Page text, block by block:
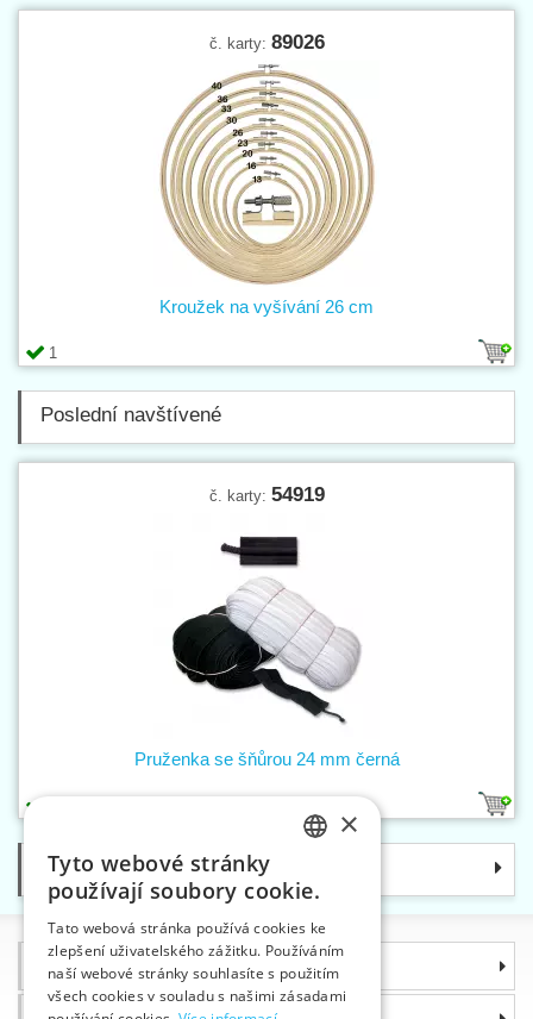
č. karty: 89026
1
Kroužek na vyšívání 26 cm
Poslední navštívené
č. karty: 54919
Pruženka se šňůrou 24 mm černá
Kategorie
Informace
ENGLISH
GERMAN
×
Tyto webové stránky
používají soubory cookie.
Tato webová stránka používá cookies ke
zlepšení uživatelského zážitku. Používáním
naší webové stránky souhlasíte s použitím
všech cookies v souladu s našimi zásadami